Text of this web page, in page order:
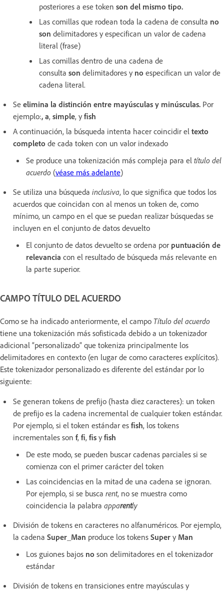
posteriores a ese token son del mismo tipo.
Las comillas que rodean toda la cadena de consulta no
son delimitadores y especifican un valor de cadena
literal (frase)
Las comillas dentro de una cadena de
consulta son delimitadores y no especifican un valor de
cadena literal.
Se elimina la distinción entre mayúsculas y minúsculas. Por
ejemplo:, a, simple, y fish
A continuación, la búsqueda intenta hacer coincidir el texto
completo de cada token con un valor indexado
Se produce una tokenización más compleja para el título del
acuerdo (véase más adelante)
Se utiliza una búsqueda inclusiva, lo que significa que todos los
acuerdos que coincidan con al menos un token de, como
mínimo, un campo en el que se puedan realizar búsquedas se
incluyen en el conjunto de datos devuelto
El conjunto de datos devuelto se ordena por puntuación de
relevancia con el resultado de búsqueda más relevante en
la parte superior.
CAMPO TÍTULO DEL ACUERDO
Como se ha indicado anteriormente, el campo Título del acuerdo
tiene una tokenización más sofisticada debido a un tokenizador
adicional “personalizado” que tokeniza principalmente los
delimitadores en contexto (en lugar de como caracteres explícitos).
Este tokenizador personalizado es diferente del estándar por lo
siguiente:
Se generan tokens de prefijo (hasta diez caracteres): un token
de prefijo es la cadena incremental de cualquier token estándar.
Por ejemplo, si el token estándar es fish, los tokens
incrementales son f, fi, fis y fish
De este modo, se pueden buscar cadenas parciales si se
comienza con el primer carácter del token
Las coincidencias en la mitad de una cadena se ignoran.
Por ejemplo, si se busca rent, no se muestra como
coincidencia la palabra apparently
División de tokens en caracteres no alfanuméricos. Por ejemplo,
la cadena Super_Man produce los tokens Super y Man
Los guiones bajos no son delimitadores en el tokenizador
estándar
División de tokens en transiciones entre mayúsculas y